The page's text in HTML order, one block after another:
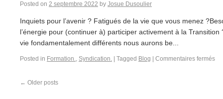
Posted on 2 septembre 2022 by Josue Dusoulier
Inquiets pour l’avenir ? Fatigués de la vie que vous menez
l’énergie pour (continuer à) participer activement à la
vie fondamentalement différents nous aurons be...
Posted in Formation., Syndication. Tagged Blog Commentaires fermés
← Older posts